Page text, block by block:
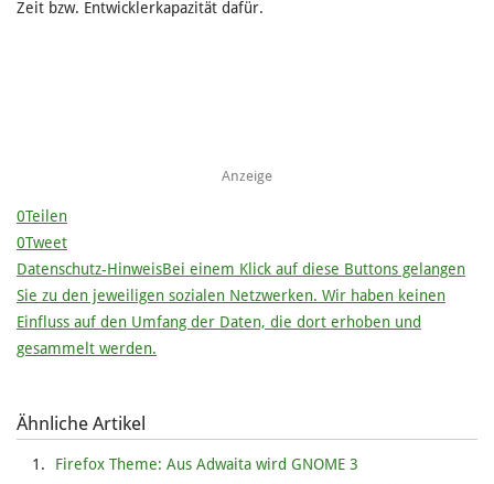
Zeit bzw. Entwicklerkapazität dafür.
Anzeige
0Teilen
0Tweet
Datenschutz-HinweisBei einem Klick auf diese Buttons gelangen
Sie zu den jeweiligen sozialen Netzwerken. Wir haben keinen
Einfluss auf den Umfang der Daten, die dort erhoben und
gesammelt werden.
Ähnliche Artikel
Firefox Theme: Aus Adwaita wird GNOME 3